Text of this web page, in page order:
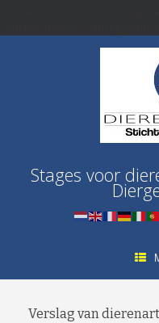
Stages voor
Verslag van